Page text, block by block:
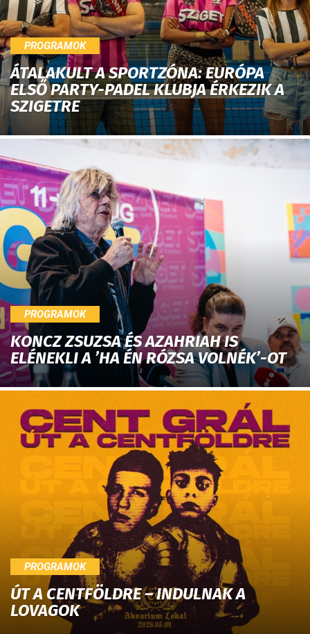
PROGRAMOK
ÁTALAKULT A SPORTZÓNA: EURÓPA
ELSŐ PARTY-PADEL KLUBJA ÉRKEZIK A
SZIGETRE
PROGRAMOK
KONCZ ZSUZSA ÉS AZAHRIAH IS
ELÉNEKLI A ’HA ÉN RÓZSA VOLNÉK’-OT
PROGRAMOK
ÚT A CENTFÖLDRE – INDULNAK A
LOVAGOK